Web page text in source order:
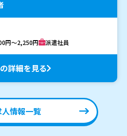
円～2,250円 派遣社員
詳細を見る
情報一覧